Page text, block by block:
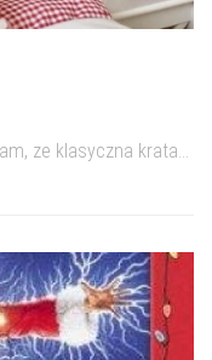
ze klasyczna krata...